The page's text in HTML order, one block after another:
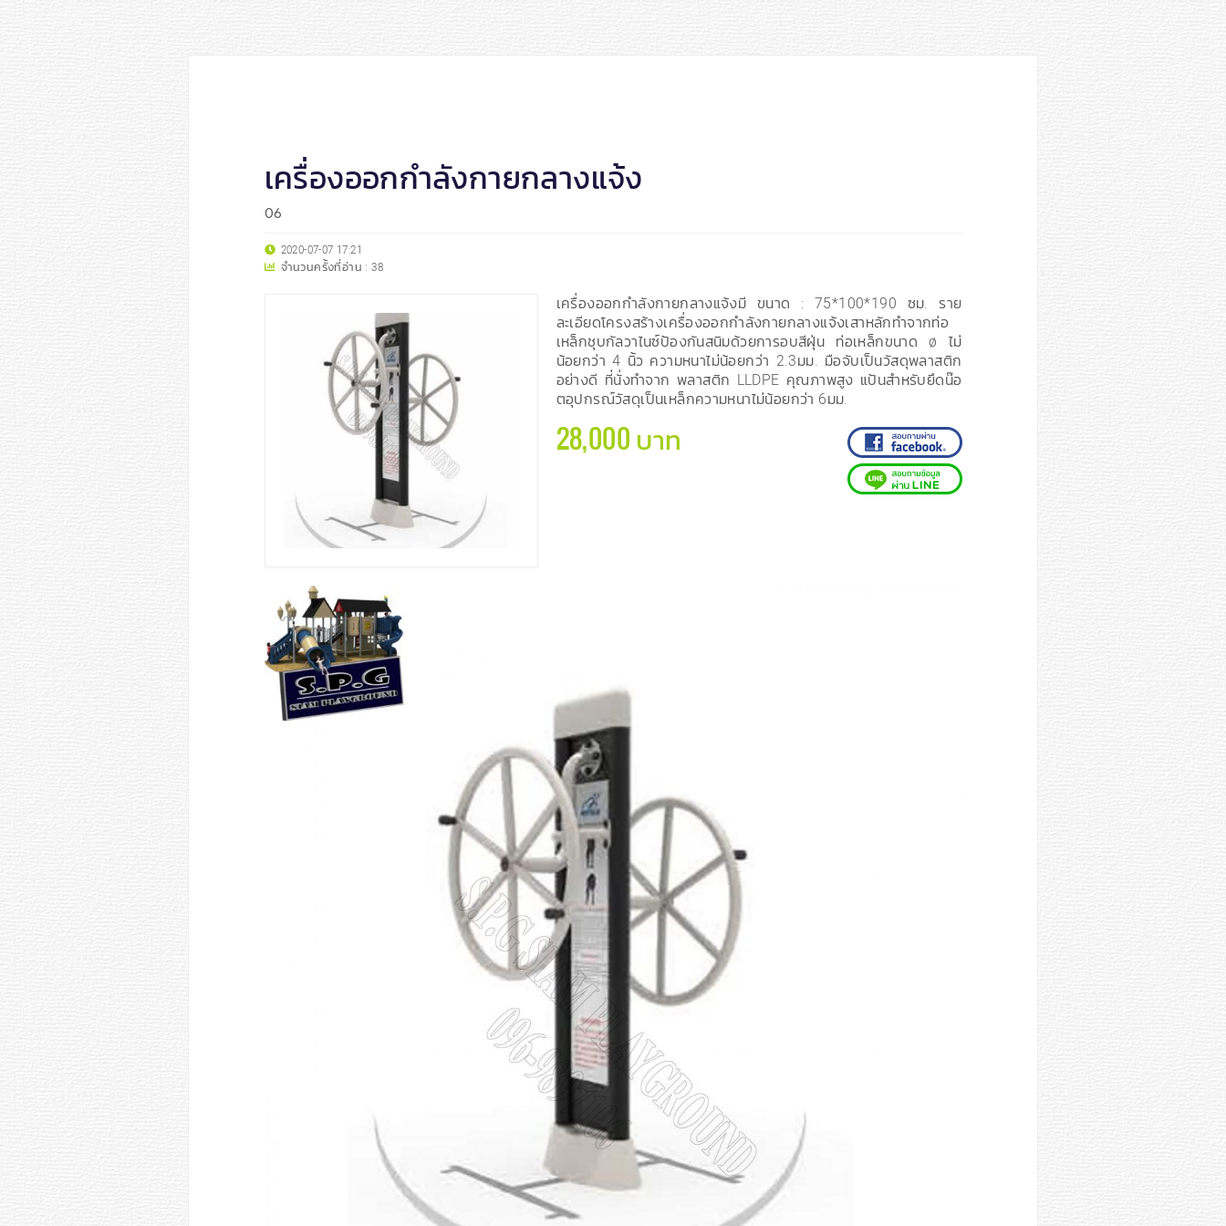
เครื่องออกกำลังกายกลางแจ้ง
06
2020-07-07 17:21
จำนวนครั้งที่อ่าน :38
เครื่องออกกำลังกายกลางแจ้งมี ขนาด : 75*100*190 ซม. ราย
ละเอียดโครงสร้างเครื่องออกกำลังกายกลางแจ้งเสาหลักทำจากท่อ
เหล็กชุบกัลวาไนซ์ป้องกันสนิมด้วยการอบสีฝุ่น ท่อเหล็กขนาด ø ไม่
น้อยกว่า 4 นิ้ว ความหนาไม่น้อยกว่า 2.3มม. มือจับเป็นวัสดุพลาสติก
อย่างดี ที่นั่งทำจาก พลาสติก LLDPE คุณภาพสูง แป้นสำหรับยึดน๊อ
ตอุปกรณ์วัสดุเป็นเหล็กความหนาไม่น้อยกว่า 6มม.
28,000 บาท